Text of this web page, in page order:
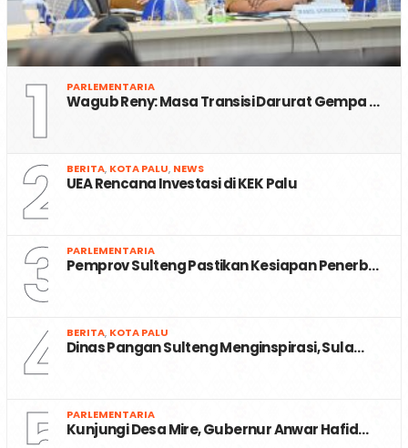
1 PARLEMENTARIA
Wagub Reny: Masa Transisi Darurat Gempa …
2 BERITA, KOTA PALU, NEWS
UEA Rencana Investasi di KEK Palu
3 PARLEMENTARIA
Pemprov Sulteng Pastikan Kesiapan Penerb…
4 BERITA, KOTA PALU
Dinas Pangan Sulteng Menginspirasi, Sula…
PARLEMENTARIA
Kunjungi Desa Mire, Gubernur Anwar Hafid…